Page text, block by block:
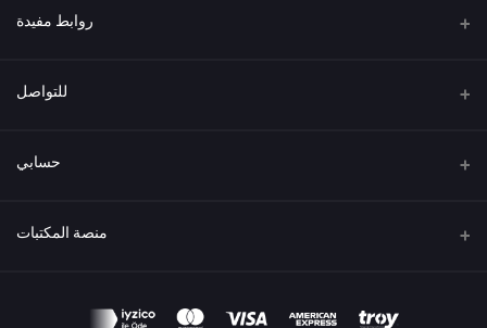
روابط مفيدة
اتفاقية البيع عن بعد
الشروط والاحكام
المقالات
للتواصل
عنوان
هاتف
حسابي
تسجيل الدخول
منصة المكتبات